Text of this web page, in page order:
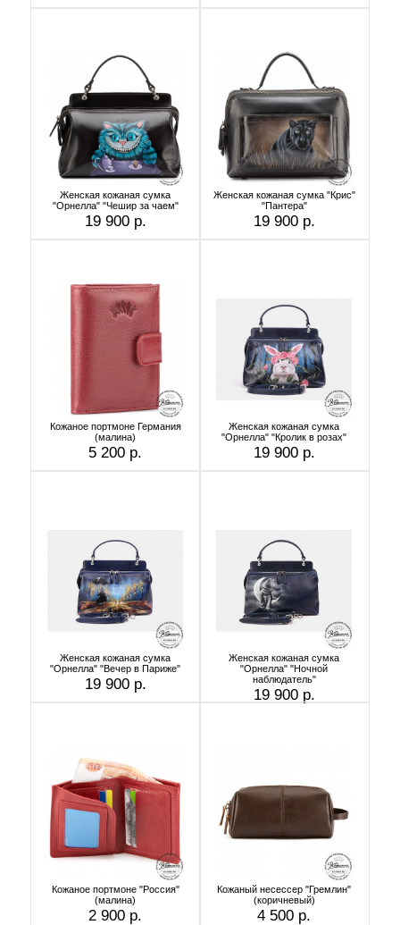
Женская кожаная сумка
"Орнелла" "Чешир за чаем"
19 900 р.
Женская кожаная сумка "Крис"
"Пантера"
19 900 р.
Кожаное портмоне Германия
(малина)
5 200 р.
Женская кожаная сумка
"Орнелла" "Кролик в розах"
19 900 р.
Женская кожаная сумка
"Орнелла" "Вечер в Париже"
19 900 р.
Женская кожаная сумка
"Орнелла" "Ночной
наблюдатель"
19 900 р.
Кожаное портмоне "Россия"
(малина)
2 900 р.
Кожаный несессер "Гремлин"
(коричневый)
4 500 р.